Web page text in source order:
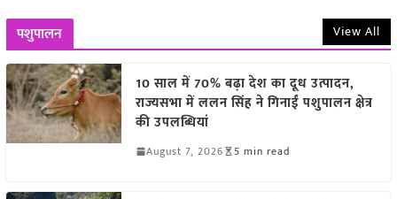
पशुपालन View All
10 साल में 70% बढ़ा देश का दूध उत्पादन,
राज्यसभा में ललन सिंह ने गिनाईं पशुपालन क्षेत्र
की उपलब्धियां
August 7, 2026 5 min read